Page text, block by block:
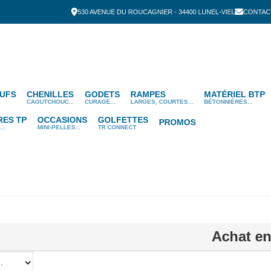
530 AVENUE DU ROUCAGNIER - 34400 LUNEL-VIEL
CHENILLES
CAOUTCHOUC...
GODETS
CURAGE...
RAMPES
LARGES, COURTES...
MATÉRIEL BTP
BÉTONNIÈRES...
TP OCCASIONS
MINI-PELLES...
GOLFETTES
TR CONNECT PROMOS
Achat